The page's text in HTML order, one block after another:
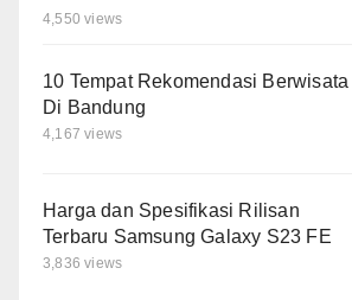
4,550 views
10 Tempat Rekomendasi Berwisata
Di Bandung
4,167 views
Harga dan Spesifikasi Rilisan
Terbaru Samsung Galaxy S23 FE
3,836 views